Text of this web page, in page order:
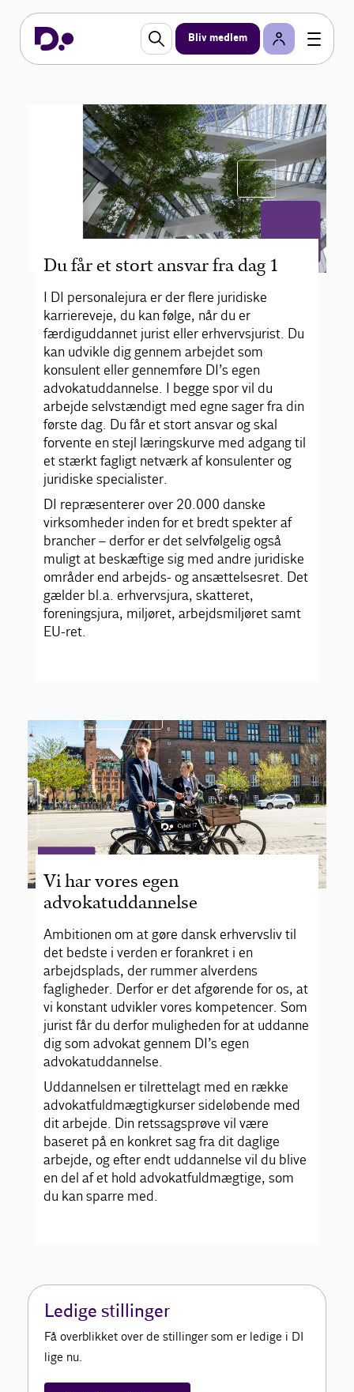
Bliv medlem
virksomheder inden for arbejds- og ansættelsesret
– nogle områder, hvor DI er frontløbere på
faglighed.
Se ledige stillinger
Du får et stort ansvar fra dag 1
I DI personalejura er der flere juridiske
karriereveje, du kan følge, når du er
færdiguddannet jurist eller erhvervsjurist. Du
kan udvikle dig gennem arbejdet som
konsulent eller gennemføre DI’s egen
advokatuddannelse. I begge spor vil du
arbejde selvstændigt med egne sager fra din
første dag. Du får et stort ansvar og skal
forvente en stejl læringskurve med adgang til
et stærkt fagligt netværk af konsulenter og
juridiske specialister.
DI repræsenterer over 20.000 danske
virksomheder inden for et bredt spekter af
brancher – derfor er det selvfølgelig også
muligt at beskæftige sig med andre juridiske
områder end arbejds- og ansættelsesret. Det
gælder bl.a. erhvervsjura, skatteret,
foreningsjura, miljøret, arbejdsmiljøret samt
EU-ret.
Vi har vores egen
advokatuddannelse
Ambitionen om at gøre dansk erhvervsliv til
det bedste i verden er forankret i en
arbejdsplads, der rummer alverdens
fagligheder. Derfor er det afgørende for os, at
vi konstant udvikler vores kompetencer. Som
jurist får du derfor muligheden for at uddanne
dig som advokat gennem DI’s egen
advokatuddannelse.
Uddannelsen er tilrettelagt med en række
advokatfuldmægtigkurser sideløbende med
dit arbejde. Din retssagsprøve vil være
baseret på en konkret sag fra dit daglige
arbejde, og efter endt uddannelse vil du blive
en del af et hold advokatfuldmægtige, som
du kan sparre med.
Ledige stillinger
Få overblikket over de stillinger som er ledige i DI
lige nu.